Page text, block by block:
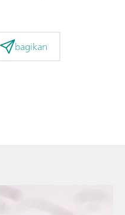
bagikan